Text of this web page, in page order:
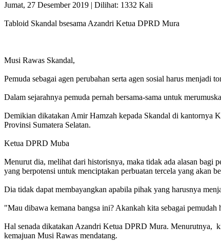
Jumat, 27 Desember 2019 | Dilihat: 1332 Kali
Tabloid Skandal bsesama Azandri Ketua DPRD Mura
Musi Rawas Skandal,
Pemuda sebagai agen perubahan serta agen sosial harus menjadi
Dalam sejarahnya pemuda pernah bersama-sama untuk
Demikian dikatakan Amir Hamzah kepada Skandal di kantornya
Provinsi Sumatera Selatan.
Ketua DPRD Muba
Menurut dia, melihat dari historisnya, maka tidak ada alasan bagi
yang berpotensi untuk menciptakan perbuatan tercela yang akan
Dia tidak dapat membayangkan apabila pihak yang harusnya
"Mau dibawa kemana bangsa ini? Akankah kita sebagai
Hal senada dikatakan Azandri Ketua DPRD Mura. Menurutnya,
kemajuan Musi Rawas mendatang.